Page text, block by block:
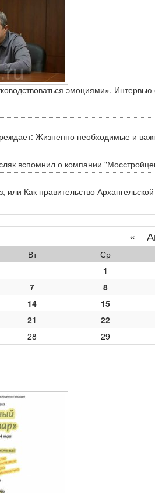
эмоциями».
Жизненно необходимые и
вспомнил о компании
или Как правительство
«
Вт
Ср
1
7
8
14
15
21
22
28 29